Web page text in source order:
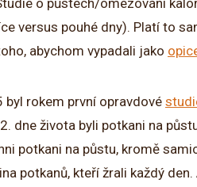
versus pouhé dny). Platí to
abychom vypadali jako
byl rokem první opravdové
dne života byli potkani na
potkani na půstu, kromě
potkanů, kteří žrali každý